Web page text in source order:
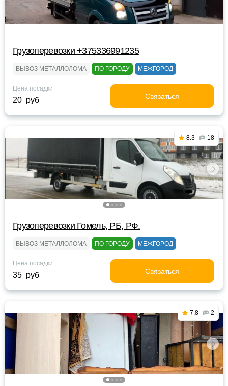
Грузоперевозки +375336991235
ВЫВОЗ МЕТАЛЛОЛОМА ПО ГОРОДУ МЕЖГОРОД
Цена посадки
20 руб Связаться
8.3 18
Грузоперевозки Гомель, РБ, РФ.
ВЫВОЗ МЕТАЛЛОЛОМА ПО ГОРОДУ МЕЖГОРОД
Цена посадки
35 руб Связаться
7.8 2